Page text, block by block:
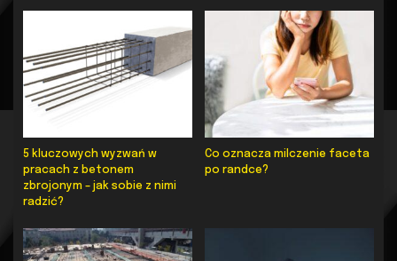
5 kluczowych wyzwań w
pracach z betonem
zbrojonym – jak sobie z nimi
radzić?
Co oznacza milczenie faceta
po randce?